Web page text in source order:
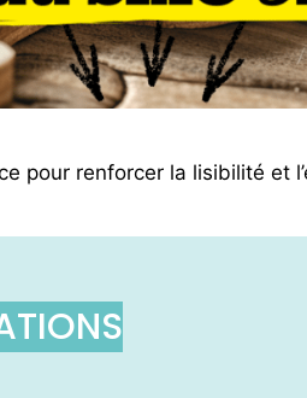
pour renforcer la lisibilité et